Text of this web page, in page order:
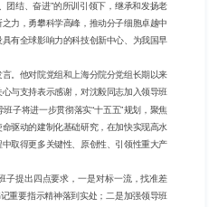
团结、奋进”的所训引领下，继承和发扬老
力，勇攀科学高峰，推动分子细胞卓越中
有全球影响力的科技创新中心、为我国早
。他对院党组和上海分院分党组长期以来
与支持表示感谢，对沈毅同志加入领导班
子将进一步贯彻落实“十五五”规划，聚焦
驱动的建制化基础研究，在加快实现高水
取得更多关键性、原创性、引领性重大产
子提出四点要求，一是对标一流，找准差
重要指示精神落到实处；二是加强领导班